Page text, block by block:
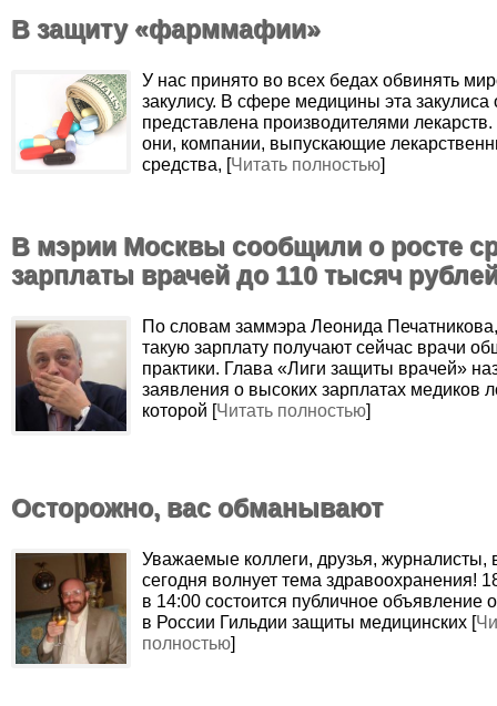
В защиту «фарммафии»
У нас принято во всех бедах обвинять
закулису. В сфере медицины эта закулиса
представлена производителями
они, компании, выпускающие
средства, [Читать полностью]
В мэрии Москвы сообщили о росте
зарплаты врачей до 110 тысяч
По словам заммэра Леонида Печатникова,
такую зарплату получают сейчас врачи
практики. Глава «Лиги защиты врачей»
заявления о высоких зарплатах медиков
которой [Читать полностью]
Осторожно, вас обманывают
Уважаемые коллеги, друзья, журналисты,
сегодня волнует тема здравоохранения!
в 14:00 состоится публичное объявление
в России Гильдии защиты медицинских [
полностью]